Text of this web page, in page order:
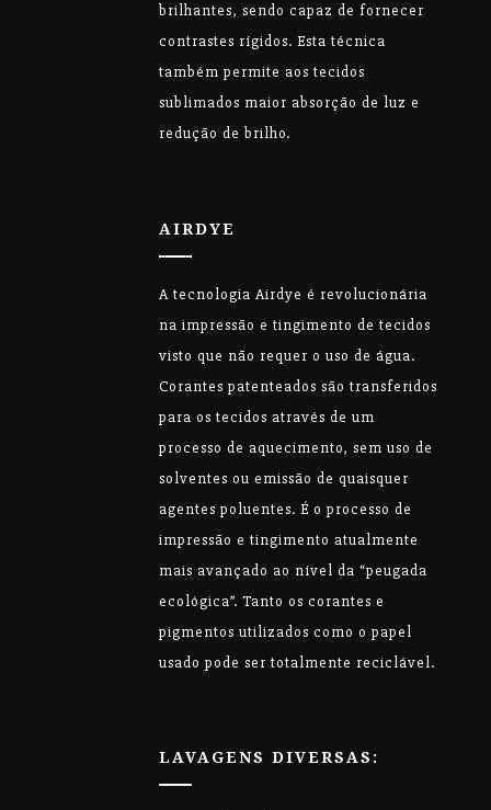
brilhantes, sendo capaz de fornecer
contrastes rígidos. Esta técnica
também permite aos tecidos
sublimados maior absorção de luz e
redução de brilho.
AIRDYE
A tecnologia Airdye é revolucionária
na impressão e tingimento de tecidos
visto que não requer o uso de água.
Corantes patenteados são transferidos
para os tecidos através de um
processo de aquecimento, sem uso de
solventes ou emissão de quaisquer
agentes poluentes. É o processo de
impressão e tingimento atualmente
mais avançado ao nível da “peugada
ecológica”. Tanto os corantes e
pigmentos utilizados como o papel
usado pode ser totalmente reciclável.
LAVAGENS DIVERSAS: